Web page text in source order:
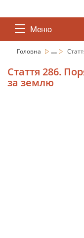
Меню
Головна ...
Стаття 286.
за землю